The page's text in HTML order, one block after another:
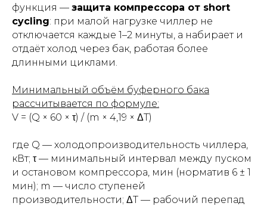
функция — защита компрессора от short
cycling: при малой нагрузке чиллер не
отключается каждые 1–2 минуты, а набирает и
отдаёт холод через бак, работая более
длинными циклами.
Минимальный объём буферного бака
рассчитывается по формуле:
V = (Q × 60 × τ) / (m × 4,19 × ΔT)
где Q — холодопроизводительность чиллера,
кВт; τ — минимальный интервал между пуском
и остановом компрессора, мин (норматив 6 ± 1
мин); m — число ступеней
производительности; ΔT — рабочий перепад